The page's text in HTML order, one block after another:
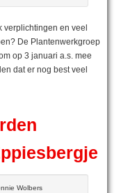
verplichtingen en veel
De Plantenwerkgroep
op 3 januari a.s. mee
dat er nog best veel
Wolbers